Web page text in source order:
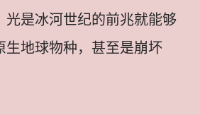
光是冰河世纪的前兆就能够
生地球物种，甚至是崩坏